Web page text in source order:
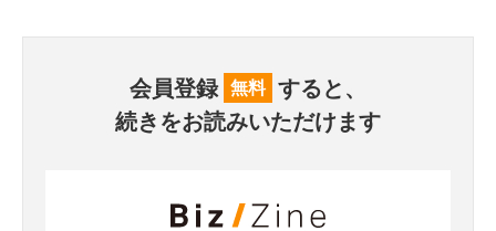
会員登録 無料 すると、
続きをお読みいただけます